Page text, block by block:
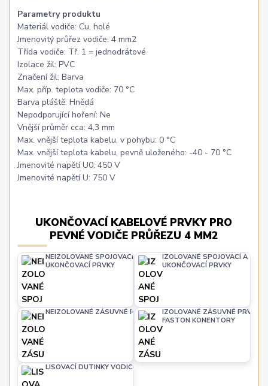
Parametry produktu
Materiál vodiče: Cu, holé
Jmenovitý průřez vodiče: 4 mm2
Třída vodiče: Tř. 1 = jednodrátové
Izolace žil: PVC
Značení žil: Barva
Max. příp. teplota vodiče: 70 °C
Barva pláště: Hnědá
Nepodporující hoření: Ne
Vnější průměr cca: 4,3 mm
Max. vnější teplota kabelu, v pohybu: 0 °C
Max. vnější teplota kabelu, pevně uloženého: -40 - 70 °C
Jmenovité napětí U0: 450 V
Jmenovité napětí U: 750 V
UKONČOVACÍ KABELOVÉ PRVKY PRO
PEVNÉ VODIČE PRŮŘEZU 4 MM2
NEIZOLOVANÉ SPOJOVACÍ A
UKONČOVACÍ PRVKY
IZOLOVANÉ SPOJOVACÍ A
UKONČOVACÍ PRVKY
NEIZOLOVANÉ ZÁSUVNÉ PRVKY
IZOLOVANÉ ZÁSUVNÉ PRVKY -
FASTON KONENTORY
LISOVACÍ DUTINKY VODIČŮ